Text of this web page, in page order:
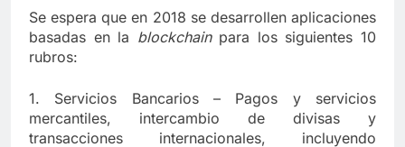
Se espera que en 2018 se desarrollen aplicaciones
basadas en la blockchain para los siguientes 10
rubros:
1. Servicios Bancarios – Pagos y servicios
mercantiles, intercambio de divisas y
transacciones internacionales, incluyendo